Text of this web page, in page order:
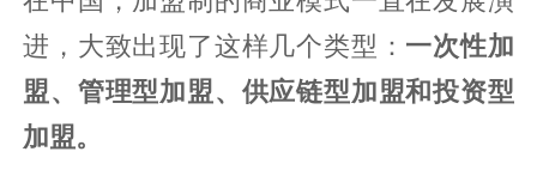
进，大致出现了这样几个类型： 一次性加
盟、管理型加盟、供应链型加盟和投资型
加盟。